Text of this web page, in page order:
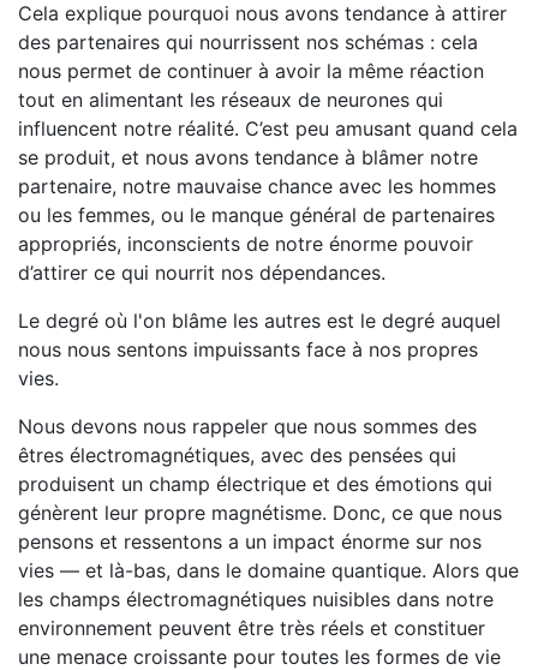
Cela explique pourquoi nous avons tendance à attirer
des partenaires qui nourrissent nos schémas : cela
nous permet de continuer à avoir la même réaction
tout en alimentant les réseaux de neurones qui
influencent notre réalité. C’est peu amusant quand cela
se produit, et nous avons tendance à blâmer notre
partenaire, notre mauvaise chance avec les hommes
ou les femmes, ou le manque général de partenaires
appropriés, inconscients de notre énorme pouvoir
d’attirer ce qui nourrit nos dépendances.
Le degré où l'on blâme les autres est le degré auquel
nous nous sentons impuissants face à nos propres
vies.
Nous devons nous rappeler que nous sommes des
êtres électromagnétiques, avec des pensées qui
produisent un champ électrique et des émotions qui
génèrent leur propre magnétisme. Donc, ce que nous
pensons et ressentons a un impact énorme sur nos
vies — et là-bas, dans le domaine quantique. Alors que
les champs électromagnétiques nuisibles dans notre
environnement peuvent être très réels et constituer
une menace croissante pour toutes les formes de vie